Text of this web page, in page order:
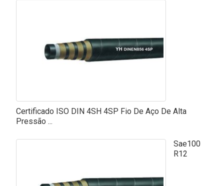
Certificado ISO DIN 4SH 4SP Fio De Aço De Alta
Pressão ...
Sae100
R12